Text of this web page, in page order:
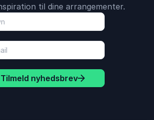
til dine arrangementer.
Tilmeld nyhedsbrev